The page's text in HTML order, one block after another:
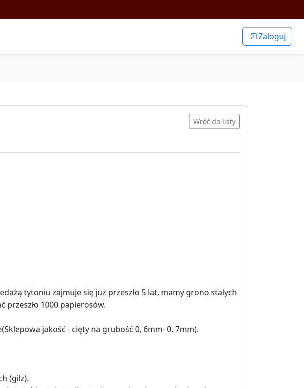
Zaloguj
Wróć do listy
tytoniu zajmuje się już przeszło 5 lat, mamy grono stałych
1000 papierosów.
jakość - cięty na grubość 0, 6mm- 0, 7mm).
(gilz).